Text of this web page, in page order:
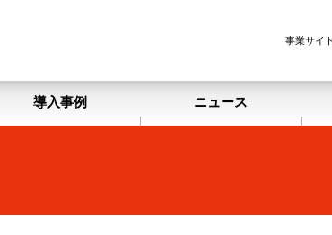
事業サイ
導入事例 ニュース